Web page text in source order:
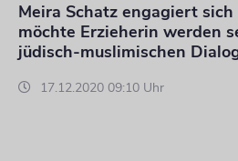
Meira Schatz engagiert sich
möchte Erzieherin werden
jüdisch-muslimischen
17.12.2020 09:10 Uhr